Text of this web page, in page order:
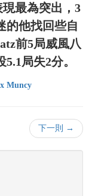
最為突出，3
的他找回些自
前5局威風八
局失2分。
Muncy
下一則 →